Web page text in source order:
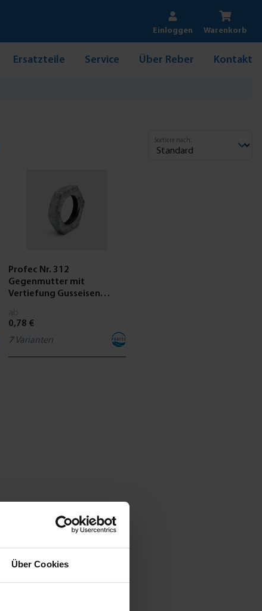
Über Cookies
Einloggen Warenkorb
Ersatzteile Service Über Reber Kontakt
Sortiere nach:
Profec Nr. 312
Gegenmutter mit
Vertiefung Gusseisen
Innengewinde
0,78 €
7Varianten